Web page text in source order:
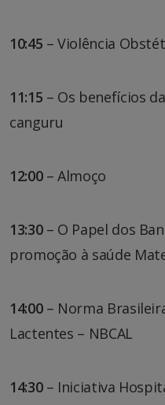
10:45 – Violência
11:15 – Os benefícios
canguru
12:00– Almoço
13:30– O Papel dos
promoção à saúde
14:00– Norma
Lactentes – NBCAL
14:30– Iniciativa